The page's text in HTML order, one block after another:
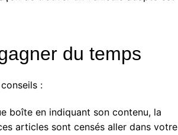
du temps
:
boîte en indiquant son contenu, la
articles sont censés aller dans votre